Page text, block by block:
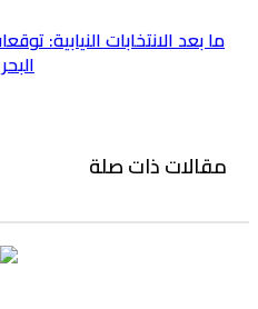
ما بعد الانتخابات النيابية:
مقالات ذات صلة